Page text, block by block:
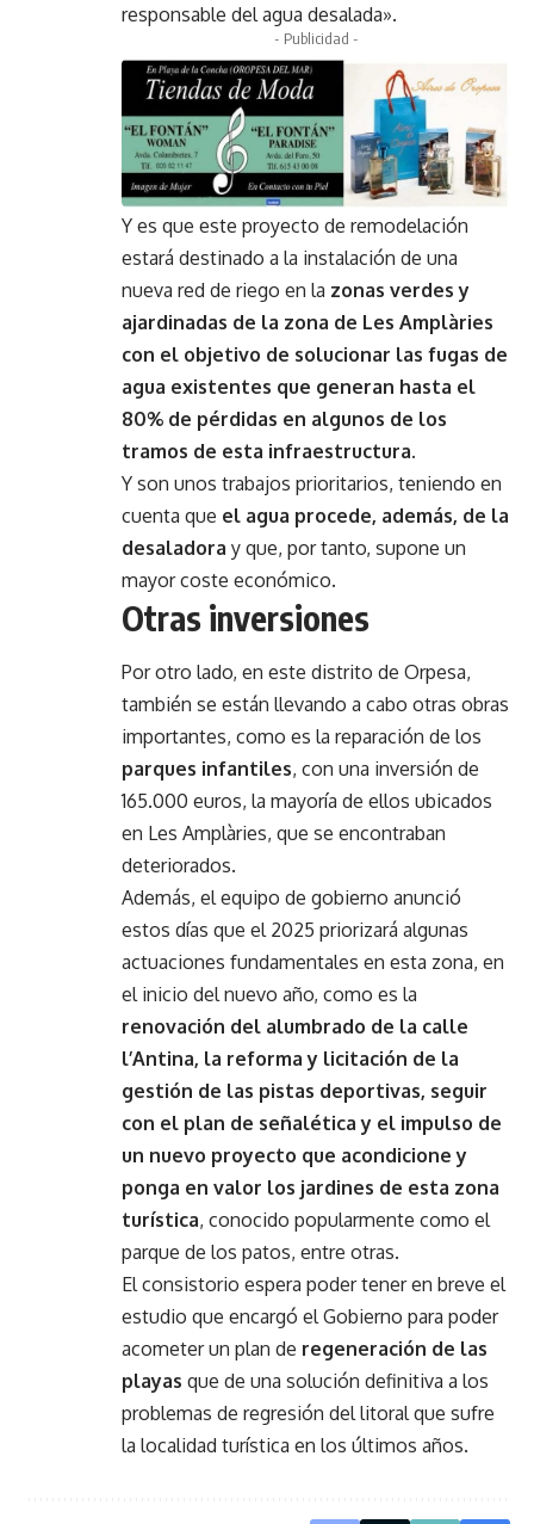
responsable del agua desalada».
- Publicidad -
Y es que este proyecto de remodelación
estará destinado a la instalación de una
nueva red de riego en la zonas verdes y
ajardinadas de la zona de Les Amplàries
con el objetivo de solucionar las fugas de
agua existentes que generan hasta el
80% de pérdidas en algunos de los
tramos de esta infraestructura.
Y son unos trabajos prioritarios, teniendo en
cuenta que el agua procede, además, de la
desaladora y que, por tanto, supone un
mayor coste económico.
Otras inversiones
Por otro lado, en este distrito de Orpesa,
también se están llevando a cabo otras obras
importantes, como es la reparación de los
parques infantiles, con una inversión de
165.000 euros, la mayoría de ellos ubicados
en Les Amplàries, que se encontraban
deteriorados.
Además, el equipo de gobierno anunció
estos días que el 2025 priorizará algunas
actuaciones fundamentales en esta zona, en
el inicio del nuevo año, como es la
renovación del alumbrado de la calle
l’Antina, la reforma y licitación de la
gestión de las pistas deportivas, seguir
con el plan de señalética y el impulso de
un nuevo proyecto que acondicione y
ponga en valor los jardines de esta zona
turística, conocido popularmente como el
parque de los patos, entre otras.
El consistorio espera poder tener en breve el
estudio que encargó el Gobierno para poder
acometer un plan de regeneración de las
playas que de una solución definitiva a los
problemas de regresión del litoral que sufre
la localidad turística en los últimos años.